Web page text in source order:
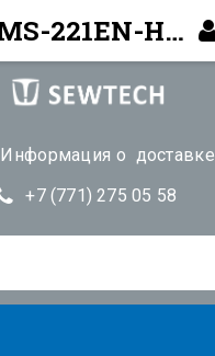
Информация о доставке
+7 (771) 275 05 58
JUKI AMS-221EN-HL2516 — Программируемая машина | Алматы